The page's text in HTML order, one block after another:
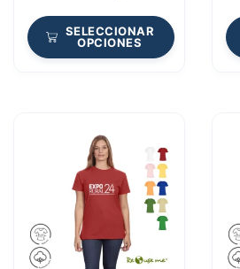
SELECCIONAR
OPCIONES